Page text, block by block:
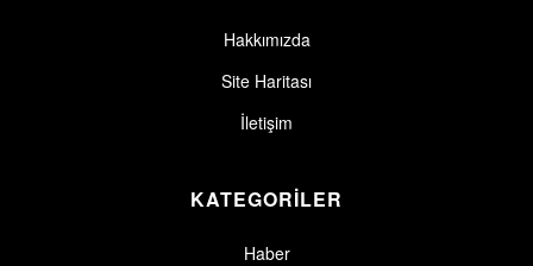
Hakkımızda
Site Haritası
İletişim
KATEGORİLER
Haber